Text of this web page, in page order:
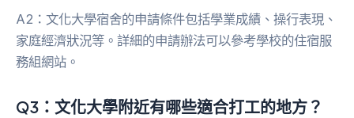
A2：文化大學宿舍的申請條件包括學業成績、操行表現、
家庭經濟狀況等。詳細的申請辦法可以參考學校的住宿服
務組網站。
Q3：文化大學附近有哪些適合打工的地方？